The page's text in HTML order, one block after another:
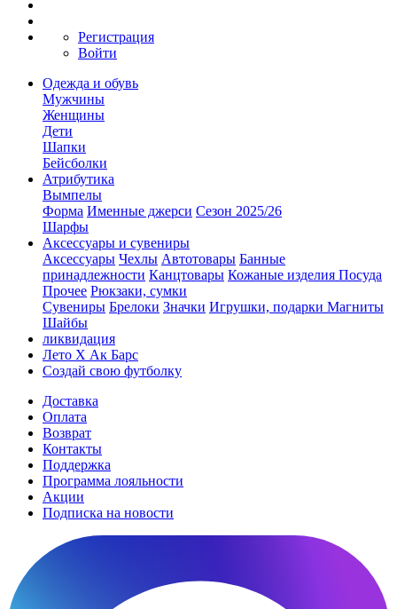
Регистрация
Войти
Одежда и обувь
Мужчины
Женщины
Дети
Шапки
Бейсболки
Атрибутика
Вымпелы
Форма Именные джерси Сезон 2025/26
Шарфы
Аксессуары и сувениры
Аксессуары Чехлы Автотовары Банные
принадлежности Канцтовары Кожаные изделия Посуда
Прочее Рюкзаки, сумки
Сувениры Брелоки Значки Игрушки, подарки Магниты
Шайбы
ликвидация
Лето Х Ак Барс
Создай свою футболку
Доставка
Оплата
Возврат
Контакты
Поддержка
Программа лояльности
Акции
Подписка на новости